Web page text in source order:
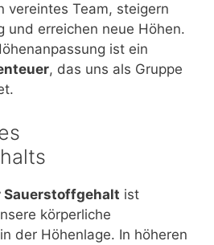
vereintes Team, steigern
und erreichen neue Höhen.
ist ein
, das uns als Gruppe
Sauerstoffgehalt ist
körperliche
der Höhenlage. In höheren